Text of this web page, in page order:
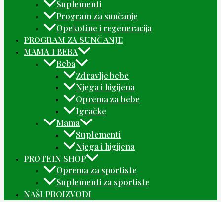
Suplementi
Program za sunčanje
Opekotine i regeneracija
PROGRAM ZA SUNČANJE
MAMA I BEBA
Beba
Zdravlje bebe
Njega i higijena
Oprema za bebe
Igračke
Mama
Suplementi
Njega i higijena
PROTEIN SHOP
Oprema za sportiste
Suplementi za sportiste
NAŠI PROIZVODI